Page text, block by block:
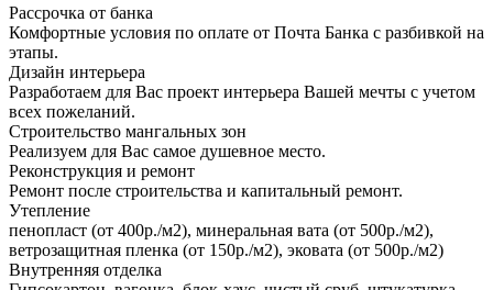
Рассрочка от банка
Комфортные условия по оплате от Почта Банка с разбивкой на
этапы.
Дизайн интерьера
Разработаем для Вас проект интерьера Вашей мечты с учетом
всех пожеланий.
Строительство мангальных зон
Реализуем для Вас самое душевное место.
Реконструкция и ремонт
Ремонт после строительства и капитальный ремонт.
Утепление
пенопласт (от 400р./м2), минеральная вата (от 500р./м2),
ветрозащитная пленка (от 150р./м2), эковата (от 500р./м2)
Внутренняя отделка